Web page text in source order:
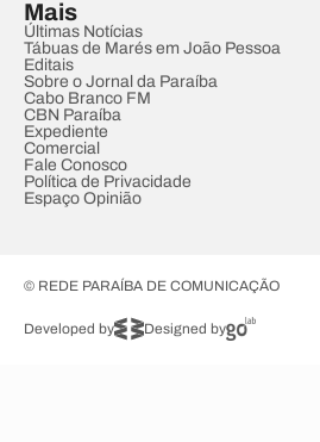
Mais
Últimas Notícias
Tábuas de Marés em João Pessoa
Editais
Sobre o Jornal da Paraíba
Cabo Branco FM
CBN Paraíba
Expediente
Comercial
Fale Conosco
Política de Privacidade
Espaço Opinião
© REDE PARAÍBA DE COMUNICAÇÃO
Developed by Designed by